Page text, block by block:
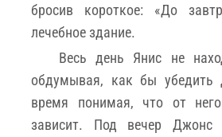
бросив короткое: «До
лечебное здание.
Весь день Янис не
обдумывая, как бы убедить
время понимая, что от
зависит. Под вечер